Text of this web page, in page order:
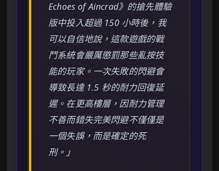
Echoes of Aincrad》的搶先體驗
版中投入超過 150 小時後，我
可以自信地說，這款遊戲的戰
鬥系統會嚴厲懲罰那些亂按技
能的玩家。一次失敗的閃避會
導致長達 1.5 秒的耐力回復延
遲。在更高樓層，因耐力管理
不善而錯失完美閃避不僅僅是
一個失誤，而是確定的死
刑。」